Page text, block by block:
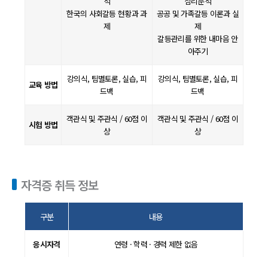
한국의 사회갈등 현황과 과
제
공공 및 가족갈등 이론과 실
제
갈등관리를 위한 내마음 안
아주기
교육 방법
강의식, 팀별토론, 실습, 피
드백
강의식, 팀별토론, 실습, 피
드백
시험 방법
객관식 및 주관식 / 60점 이
상
객관식 및 주관식 / 60점 이
상
자격증 취득 정보
구분 내용
응시자격 연령 · 학력 · 경력 제한 없음